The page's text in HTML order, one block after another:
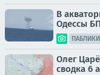
В
Одессы
ПАБЛИКИ
Олег
сводка 6